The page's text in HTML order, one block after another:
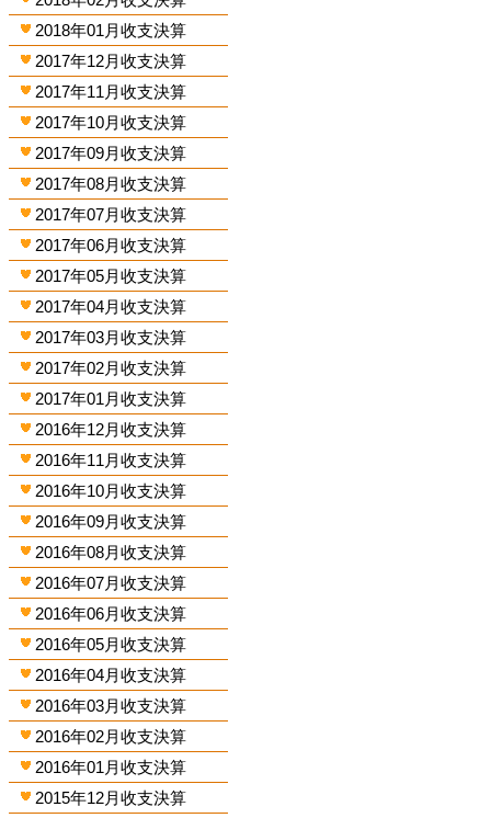
2018年01月收支決算
2017年12月收支決算
2017年11月收支決算
2017年10月收支決算
2017年09月收支決算
2017年08月收支決算
2017年07月收支決算
2017年06月收支決算
2017年05月收支決算
2017年04月收支決算
2017年03月收支決算
2017年02月收支決算
2017年01月收支決算
2016年12月收支決算
2016年11月收支決算
2016年10月收支決算
2016年09月收支決算
2016年08月收支決算
2016年07月收支決算
2016年06月收支決算
2016年05月收支決算
2016年04月收支決算
2016年03月收支決算
2016年02月收支決算
2016年01月收支決算
2015年12月收支決算